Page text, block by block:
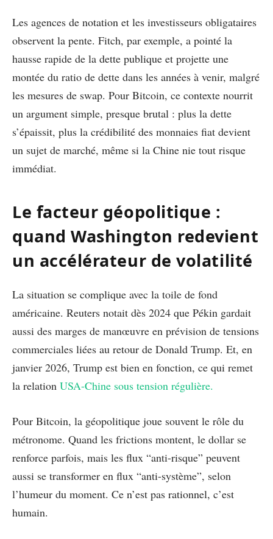
Les agences de notation et les investisseurs obligataires
observent la pente. Fitch, par exemple, a pointé la
hausse rapide de la dette publique et projette une
montée du ratio de dette dans les années à venir, malgré
les mesures de swap. Pour Bitcoin, ce contexte nourrit
un argument simple, presque brutal : plus la dette
s’épaissit, plus la crédibilité des monnaies fiat devient
un sujet de marché, même si la Chine nie tout risque
immédiat.
Le facteur géopolitique :
quand Washington redevient
un accélérateur de volatilité
La situation se complique avec la toile de fond
américaine. Reuters notait dès 2024 que Pékin gardait
aussi des marges de manœuvre en prévision de tensions
commerciales liées au retour de Donald Trump. Et, en
janvier 2026, Trump est bien en fonction, ce qui remet
la relation USA-Chine sous tension régulière.
Pour Bitcoin, la géopolitique joue souvent le rôle du
métronome. Quand les frictions montent, le dollar se
renforce parfois, mais les flux “anti-risque” peuvent
aussi se transformer en flux “anti-système”, selon
l’humeur du moment. Ce n’est pas rationnel, c’est
humain.